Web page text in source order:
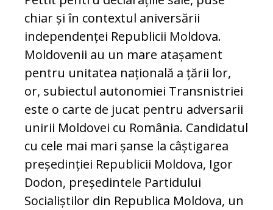
chiar și în contextul aniversării
independenței Republicii Mol­dova.
Moldovenii au un mare atașament
pentru unitatea națională a țării lor,
or, subiectul autonomiei Transnistriei
este o carte de jucat pentru adversarii
unirii Mol­dovei cu România. Candidatul
cu cele mai mari șanse la câștigarea
președinției Repu­blicii Moldova, Igor
Dodon, președintele Partidului
Socialiștilor din Republica Mol­dova, un